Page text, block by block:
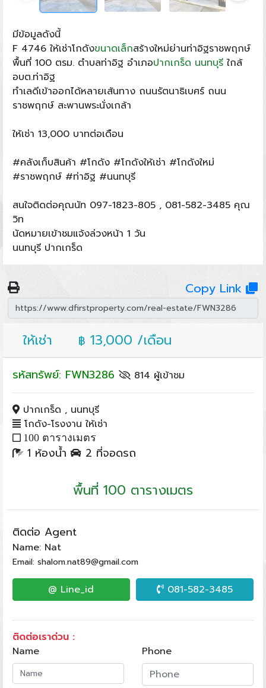
มีข้อมูลดังนี้
F 4746 ให้เช่าโกดังขนาดเล็กสร้างใหม่ย่านท่าอิฐราชพฤกษ์
พื้นที่ 100 ตรม. ตำบลท่าอิฐ อำเภอปากเกร็ด นนทบุรีใกล้
อบต.ท่าอิฐ
ทำเลดีเข้าออกได้หลายเส้นทาง ถนนรัตนาธิเบศร์ ถนน
ราชพฤกษ์ สะพานพระนั่งเกล้า
ให้เช่า 13,000 บาทต่อเดือน
#คลังเก็บสินค้า #โกดัง #โกดังให้เช่า #โกดังใหม่
#ราชพฤกษ์ #ท่าอิฐ #นนทบุรี
สนใจติดต่อคุณนัท 097-1823-805 , 081-582-3485 คุณ
วิท
นัดหมายเข้าชมแจ้งล่วงหน้า 1 วัน
นนทบุรี ปากเกร็ด
Copy Link
ให้เช่า ฿ 13,000 /เดือน
รหัสทรัพย์: FWN3286 814 ผู้เข้าชม
ปากเกร็ด , นนทบุรี
โกดัง-โรงงาน ให้เช่า
100 ตารางเมตร
1 ห้องน้ำ 2 ที่จอดรถ
พื้นที่ 100 ตารางเมตร
ติดต่อ Agent
Name: Nat
Email: shalom.nat89@gmail.com
@ Line_id 081-582-3485
ติดต่อเราด่วน :
Name
Phone